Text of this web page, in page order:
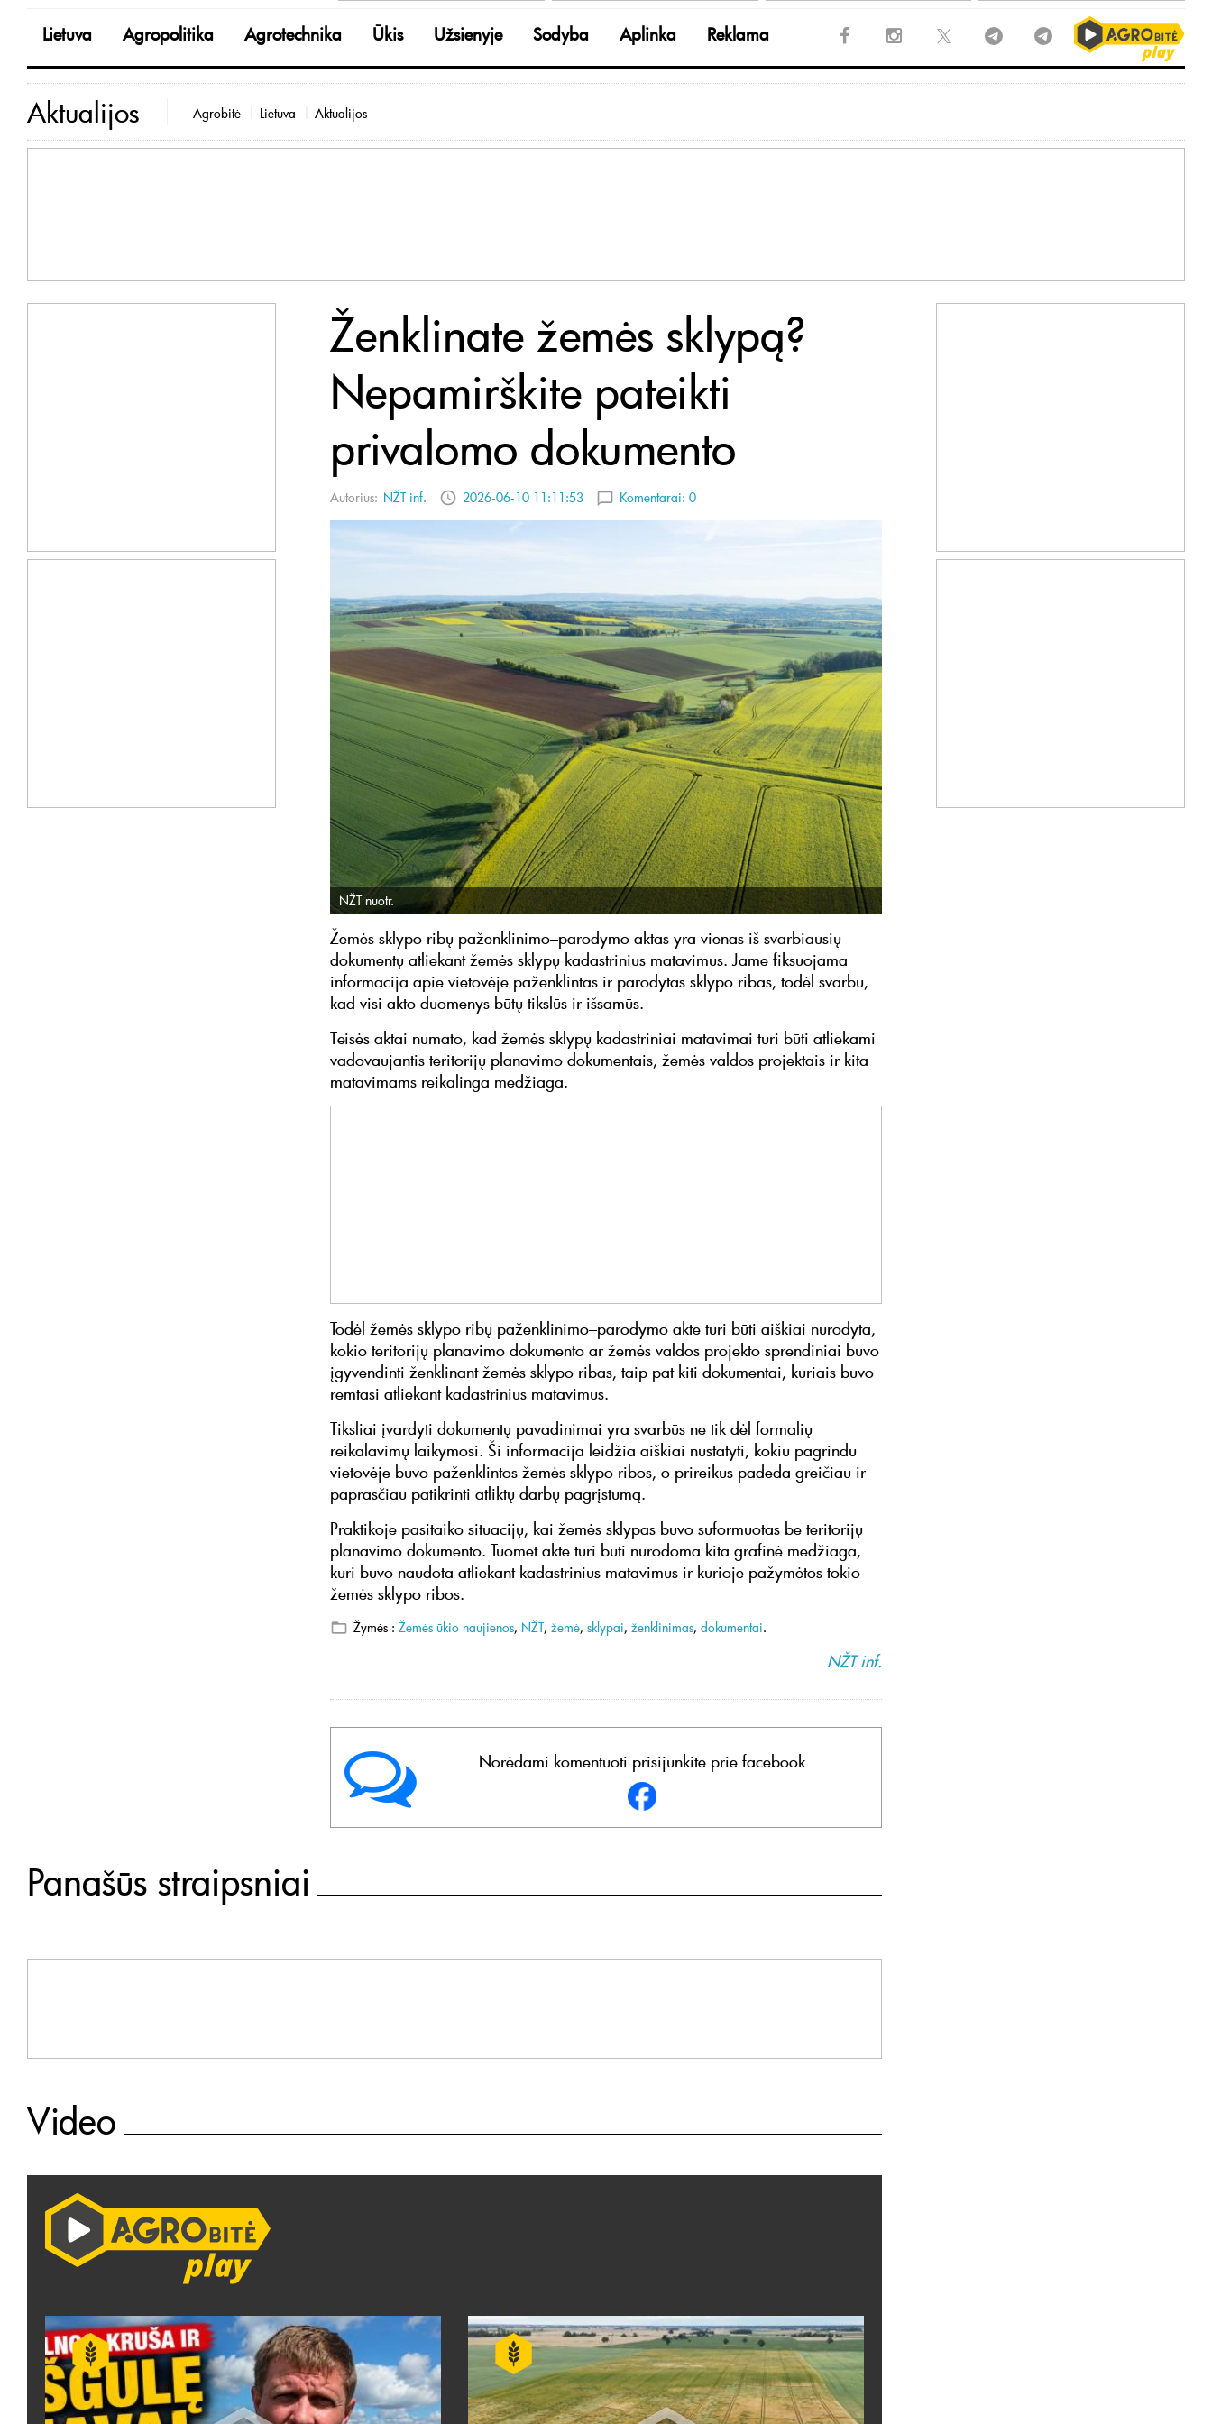
Lietuva Agropolitika Agrotechnika Ūkis Užsienyje Sodyba Aplinka Reklama
Aktualijos Agrobitė Lietuva Aktualijos
Ženklinate žemės sklypą?
Nepamirškite pateikti
privalomo dokumento
Autorius: NŽT inf. 2026-06-10 11:11:53 Komentarai: 0
NŽT nuotr.
Žemės sklypo ribų paženklinimo–parodymo aktas yra vienas iš svarbiausių
dokumentų atliekant žemės sklypų kadastrinius matavimus. Jame fiksuojama
informacija apie vietovėje paženklintas ir parodytas sklypo ribas, todėl svarbu,
kad visi akto duomenys būtų tikslūs ir išsamūs.
Teisės aktai numato, kad žemės sklypų kadastriniai matavimai turi būti atliekami
vadovaujantis teritorijų planavimo dokumentais, žemės valdos projektais ir kita
matavimams reikalinga medžiaga.
Todėl žemės sklypo ribų paženklinimo–parodymo akte turi būti aiškiai nurodyta,
kokio teritorijų planavimo dokumento ar žemės valdos projekto sprendiniai buvo
įgyvendinti ženklinant žemės sklypo ribas, taip pat kiti dokumentai, kuriais buvo
remtasi atliekant kadastrinius matavimus.
Tiksliai įvardyti dokumentų pavadinimai yra svarbūs ne tik dėl formalių
reikalavimų laikymosi. Ši informacija leidžia aiškiai nustatyti, kokiu pagrindu
vietovėje buvo paženklintos žemės sklypo ribos, o prireikus padeda greičiau ir
paprasčiau patikrinti atliktų darbų pagrįstumą.
Praktikoje pasitaiko situacijų, kai žemės sklypas buvo suformuotas be teritorijų
planavimo dokumento. Tuomet akte turi būti nurodoma kita grafinė medžiaga,
kuri buvo naudota atliekant kadastrinius matavimus ir kurioje pažymėtos tokio
žemės sklypo ribos.
Žymės : Žemės ūkio naujienos, NŽT, žemė, sklypai, ženklinimas, dokumentai.
NŽT inf.
Norėdami komentuoti prisijunkite prie facebook
Panašūs straipsniai
Video